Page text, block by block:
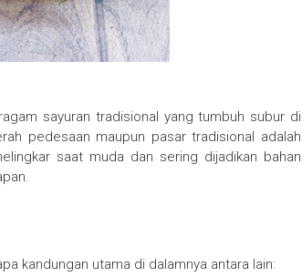
sayuran tradisional yang tumbuh subur di
pedesaan maupun pasar tradisional adalah
saat muda dan sering dijadikan bahan
kandungan utama di dalamnya antara lain: